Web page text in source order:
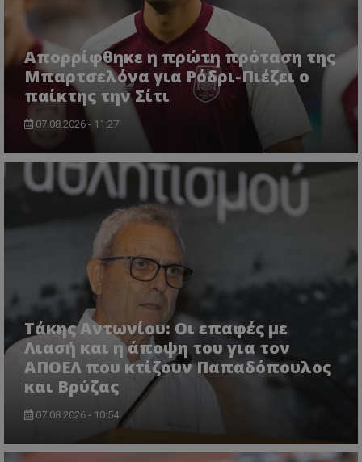
Απορρίφθηκε η πρώτη πρόταση της
Μπαρτσελόνα για Ρόδρι-Πιέζει ο
παίκτης την Σίτι
07.08.2026 - 11:27
Τάκης Αντωνίου: Οι επαφές με
Λιασή και η άποψη του για τον
ΑΠΟΕΛ που κτίζουν Παπαδόπουλος
και Βρύζας
07.08.2026 - 10:54